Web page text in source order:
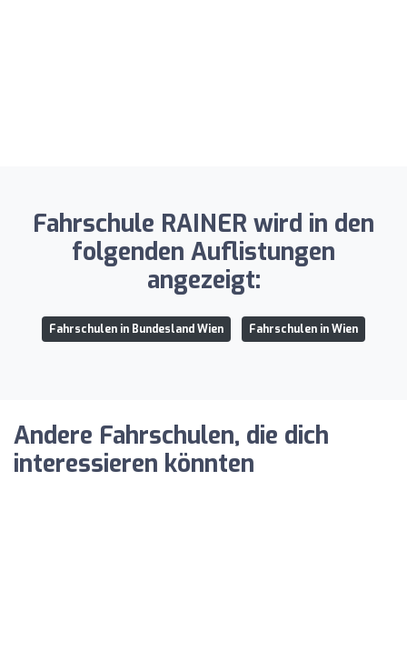
Fahrschule RAINER wird in den
folgenden Auflistungen
angezeigt:
Fahrschulen in Bundesland Wien Fahrschulen in Wien
Andere Fahrschulen, die dich
interessieren könnten